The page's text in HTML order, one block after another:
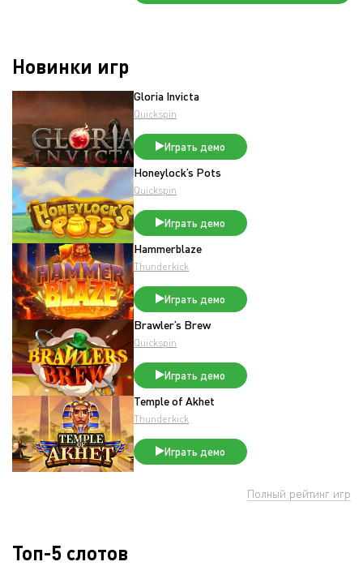
Новинки игр
Gloria Invicta
Quickspin
Играть демо
Honeylock’s Pots
Quickspin
Играть демо
Hammerblaze
Thunderkick
Играть демо
Brawler’s Brew
Quickspin
Играть демо
Temple of Akhet
Thunderkick
Играть демо
Полный рейтинг игр
Топ-5 слотов